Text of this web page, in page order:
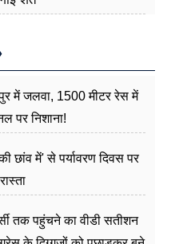
में जलवा, 1500 मीटर रेस में
पर निशाना!
छांव में' से पर्यावरण दिवस पर
तक पहुंचने का वीडी सतीशन